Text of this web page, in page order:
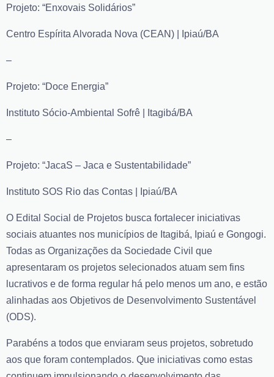
Projeto: “Enxovais Solidários”
Centro Espírita Alvorada Nova (CEAN) | Ipiaú/BA
–
Projeto: “Doce Energia”
Instituto Sócio-Ambiental Sofrê | Itagibá/BA
–
Projeto: “JacaS – Jaca e Sustentabilidade”
Instituto SOS Rio das Contas | Ipiaú/BA
O Edital Social de Projetos busca fortalecer iniciativas
sociais atuantes nos municípios de Itagibá, Ipiaú e Gongogi.
Todas as Organizações da Sociedade Civil que
apresentaram os projetos selecionados atuam sem fins
lucrativos e de forma regular há pelo menos um ano, e estão
alinhadas aos Objetivos de Desenvolvimento Sustentável
(ODS).
Parabéns a todos que enviaram seus projetos, sobretudo
aos que foram contemplados. Que iniciativas como estas